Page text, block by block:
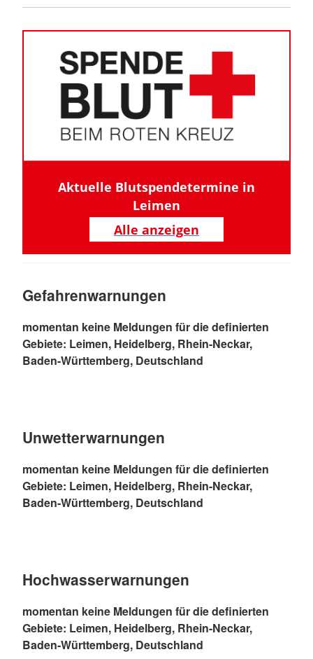
Aktuelle Blutspendetermine in
Leimen
Alle anzeigen
Gefahrenwarnungen
momentan keine Meldungen für die definierten
Gebiete: Leimen, Heidelberg, Rhein-Neckar,
Baden-Württemberg, Deutschland
Unwetterwarnungen
momentan keine Meldungen für die definierten
Gebiete: Leimen, Heidelberg, Rhein-Neckar,
Baden-Württemberg, Deutschland
Hochwasserwarnungen
momentan keine Meldungen für die definierten
Gebiete: Leimen, Heidelberg, Rhein-Neckar,
Baden-Württemberg, Deutschland